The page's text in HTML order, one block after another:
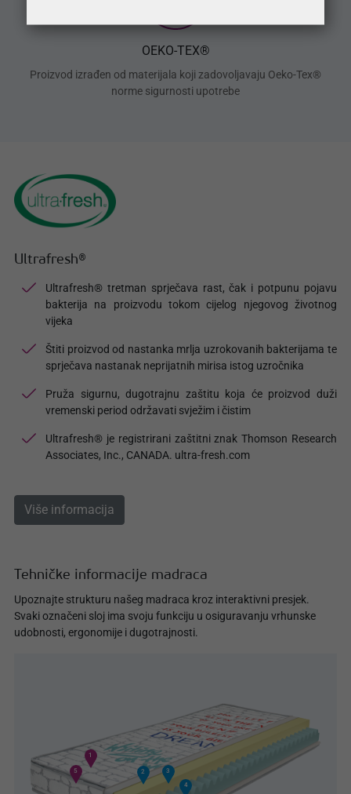
OEKO-TEX®
Proizvod izrađen od materijala koji zadovoljavaju Oeko-Tex®
norme sigurnosti upotrebe
Ultrafresh®
Ultrafresh® tretman sprječava rast, čak i potpunu pojavu
bakterija na proizvodu tokom cijelog njegovog životnog
vijeka
Štiti proizvod od nastanka mrlja uzrokovanih bakterijama te
sprječava nastanak neprijatnih mirisa istog uzročnika
Pruža sigurnu, dugotrajnu zaštitu koja će proizvod duži
vremenski period održavati svježim i čistim
Ultrafresh® je registrirani zaštitni znak Thomson Research
Associates, Inc., CANADA. ultra-fresh.com
Više informacija
Tehničke informacije madraca
Upoznajte strukturu našeg madraca kroz interaktivni presjek.
Svaki označeni sloj ima svoju funkciju u osiguravanju vrhunske
udobnosti, ergonomije i dugotrajnosti.
1
2
3
4
5